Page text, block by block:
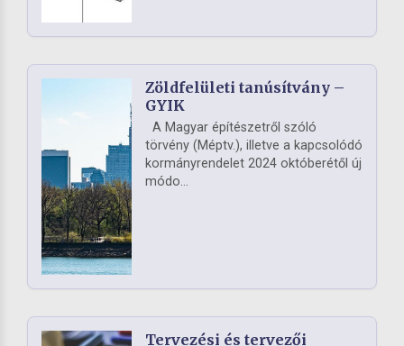
Zöldfelületi tanúsítvány –
GYIK
A Magyar építészetről szóló
törvény (Méptv.), illetve a kapcsolódó
kormányrendelet 2024 októberétől új
módo...
Tervezési és tervezői